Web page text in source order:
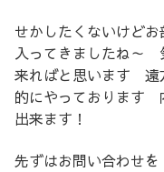
せかしたくないけど
入ってきましたね～
来ればと思います 遠
的にやっております
出来ます！
先ずはお問い合わせを